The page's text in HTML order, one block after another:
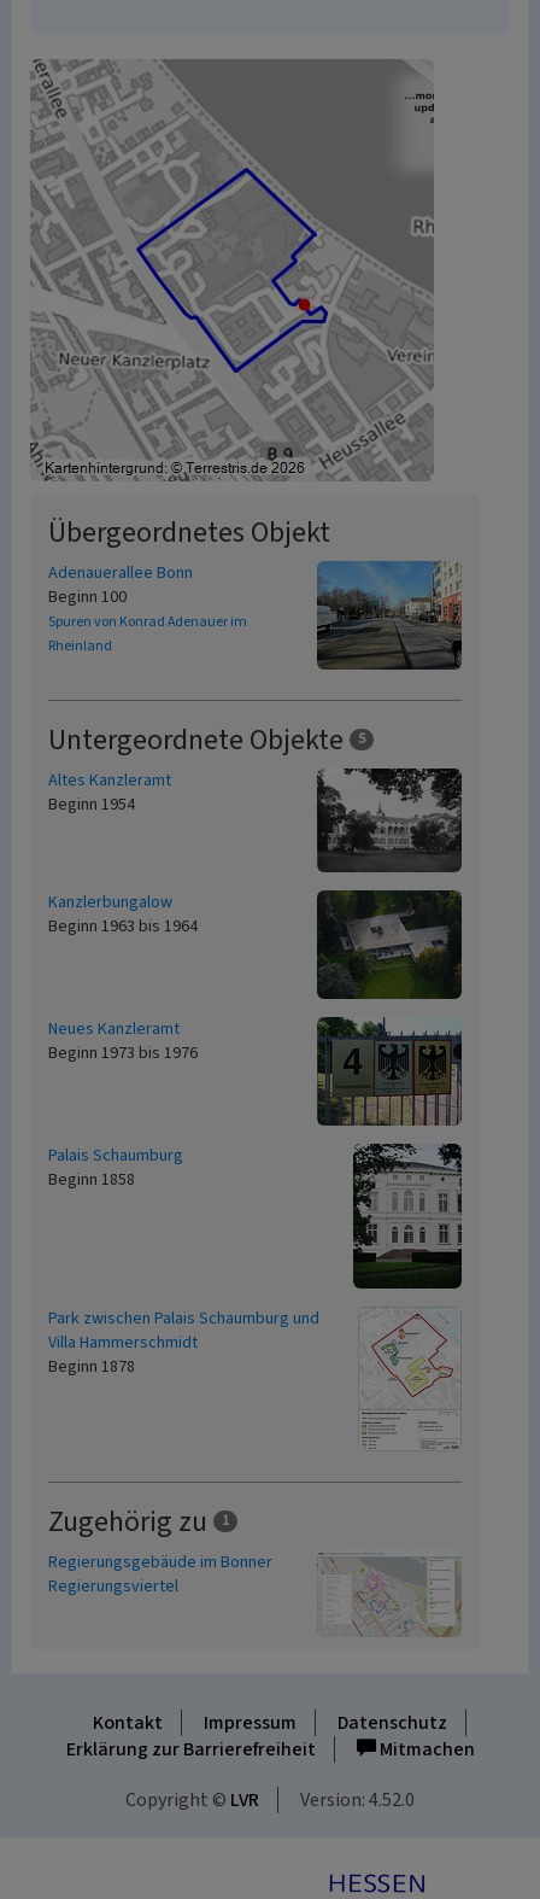
Übergeordnetes Objekt
Adenauerallee Bonn
Beginn 100
Spuren von Konrad Adenauer im
Rheinland
Untergeordnete Objekte 5
Altes Kanzleramt
Beginn 1954
Kanzlerbungalow
Beginn 1963 bis 1964
Neues Kanzleramt
Beginn 1973 bis 1976
Palais Schaumburg
Beginn 1858
Park zwischen Palais Schaumburg und
Villa Hammerschmidt
Beginn 1878
Zugehörig zu 1
Regierungsgebäude im Bonner
Regierungsviertel
Kontakt Impressum
Datenschutz
Erklärung zur Barrierefreiheit
Mitmachen
Copyright © LVR Version: 4.52.0